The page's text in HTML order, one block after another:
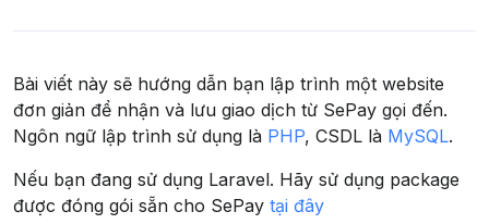
Bài viết này sẽ hướng dẫn bạn lập trình một website
đơn giản để nhận và lưu giao dịch từ SePay gọi đến.
Ngôn ngữ lập trình sử dụng là PHP, CSDL là MySQL.
Nếu bạn đang sử dụng Laravel. Hãy sử dụng package
được đóng gói sẵn cho SePay tại đây